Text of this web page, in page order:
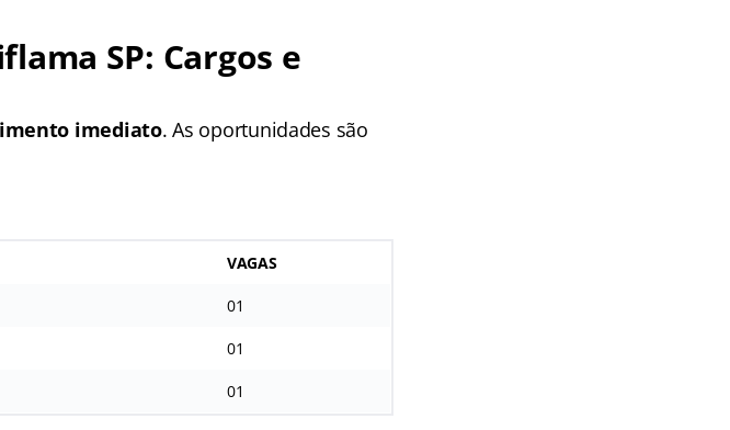
SP: Cargos e
imediato. As oportunidades são
VAGAS
01
01
01